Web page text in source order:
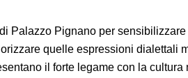
Palazzo Pignano per
quelle espressioni dialettali
il forte legame con la cultura